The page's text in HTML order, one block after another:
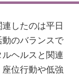
したのは平日
のバランスで
ヘルスと関連
位行動や低強